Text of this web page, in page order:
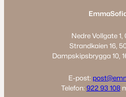
e
o
o
t
g
r
Nedre Vollgate 1,
Strandkaien 16,
Dampskipsbrygga 10,
E-post:
Telefon: 922 93 108